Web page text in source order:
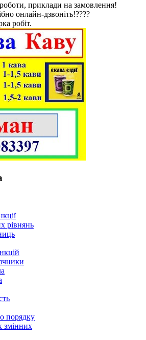
приклади на замовлення!
онлайн-дзвоніть!????
робіт.
рівнянь
порядку
змінних